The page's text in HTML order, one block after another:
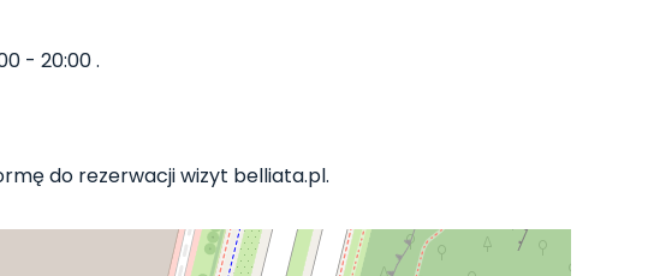
- 20:00 .
do rezerwacji wizyt belliata.pl.